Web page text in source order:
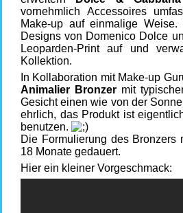
vornehmlich Accessoires
Make-up auf einmalige
Designs von Domenico Dolce
Leoparden-Print auf und
Kollektion.
In Kollaboration mit Make-up
Animalier Bronzer mit
Gesicht einen wie von der
ehrlich, das Produkt ist
benutzen.
Die Formulierung des Bronzers
18 Monate gedauert.
Hier ein kleiner Vorgeschmack: